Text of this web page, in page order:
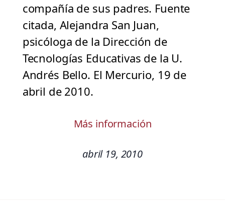
compañía de sus padres. Fuente
citada, Alejandra San Juan,
psicóloga de la Dirección de
Tecnologías Educativas de la U.
Andrés Bello. El Mercurio, 19 de
abril de 2010.
Más información
abril 19, 2010